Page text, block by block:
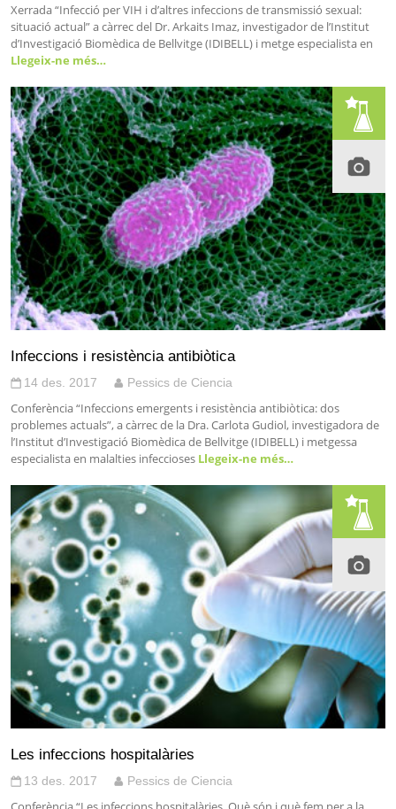
Xerrada “Infecció per VIH i d’altres infeccions de transmissió sexual:
situació actual” a càrrec del Dr. Arkaits Imaz, investigador de l’Institut
d’Investigació Biomèdica de Bellvitge (IDIBELL) i metge especialista en
Llegeix-ne més…
Infeccions i resistència antibiòtica
14 des. 2017 Pessics de Ciencia
Conferència “Infeccions emergents i resistència antibiòtica: dos
problemes actuals”, a càrrec de la Dra. Carlota Gudiol, investigadora de
l’Institut d’Investigació Biomèdica de Bellvitge (IDIBELL) i metgessa
especialista en malalties infeccioses Llegeix-ne més…
Les infeccions hospitalàries
13 des. 2017 Pessics de Ciencia